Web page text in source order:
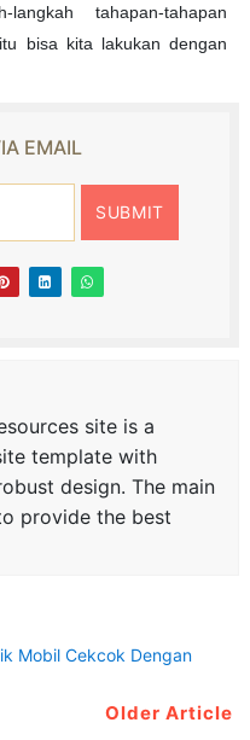
tahapan-tahapan
bisa kita lakukan dengan
EMAIL
site is a
template with
design. The main
provide the best
Mobil Cekcok Dengan
Older Article